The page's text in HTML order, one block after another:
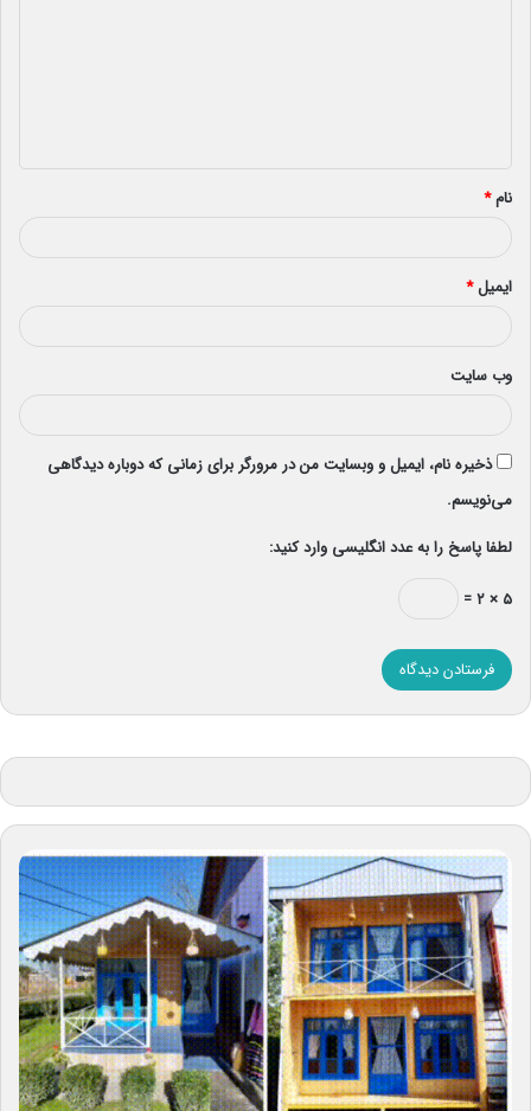
*
نام*
ایمیل*
وب‌ سایت
ذخیره نام، ایمیل و وبسایت من در مرورگر برای زمانی که دوباره دیدگاهی
می‌نویسم.
لطفا پاسخ را به عدد انگلیسی وارد کنید:
۵ × ۲ =